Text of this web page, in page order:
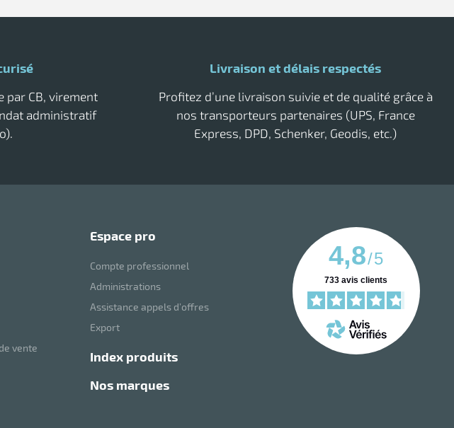
Raclette vitre professionnelle
Sèche main air pulsé
Tork savon
par CB, virement
administratif
Livraison et délais respectés
Profitez d’une livraison suivie et de qualité grâce à
nos transporteurs partenaires (UPS, France
Express, DPD, Schenker, Geodis, etc.)
vente
espace pro
Compte professionnel
Administrations
Assistance appels d’offres
Export
index produits
nos marques
4,8/5
733 avis clients